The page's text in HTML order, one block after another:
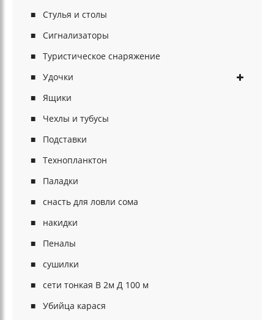
Стулья и столы
Сигнализаторы
Туристическое снаряжение
Удочки
Ящики
Чехлы и тубусы
Подставки
Технопланктон
Паладки
снасть для ловли сома
накидки
Пеналы
сушилки
сети тонкая В 2м Д 100 м
Убийца карася